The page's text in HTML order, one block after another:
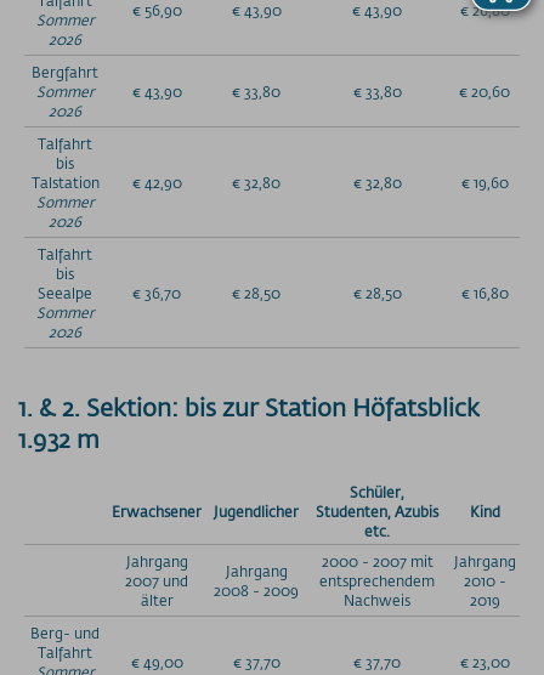
Preise - Heuberg
Preise - Ifenbahn
Saisonkarte
Superschnee Jahres- & Saisonkarte
Saisonkarte Allgäu-Gletscher-Card
Jahreskarte Allgäu 365+
Gipfel(S)pass Mehrtageskarten
GUT-Ticket Mehrtageskarten
Parkplatzpreise
UNTERNEHMEN
MyMountainNature
Aktionärsinfos
Ansprechpartner
Technische Daten
Freie Stellen
PARTNER/LINKS
Sommer
2026
€ 56,90 € 43,90 € 43,90 € 26,80
Bergfahrt
Sommer
2026
€ 43,90 € 33,80 € 33,80 € 20,60
Talfahrt
bis
Talstation
Sommer
2026
€ 42,90 € 32,80 € 32,80 € 19,60
Talfahrt
bis
Seealpe
Sommer
2026
€ 36,70 € 28,50 € 28,50 € 16,80
1. & 2. Sektion: bis zur Station Höfatsblick
1.932 m
Erwachsener Jugendlicher
Schüler,
Studenten, Azubis
etc.
Kind
Jahrgang
2007 und
älter
Jahrgang
2008 - 2009
2000 - 2007 mit
entsprechendem
Nachweis
Jahrgang
2010 -
2019
Berg- und
Talfahrt
€ 49,00 € 37,70 € 37,70 € 23,00